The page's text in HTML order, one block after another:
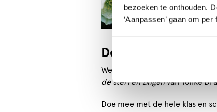
bezoeken te onthouden.
‘Aanpassen’ gaan om
De uitdaging!
We dagen leerlingen uit om
de sterren zingenvan Tonke
Doe mee met de hele klas en